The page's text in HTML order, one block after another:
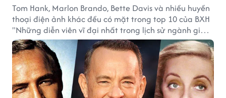
Tom Hank, Marlon Brando, Bette Davis và nhiều huyền
thoại điện ảnh khác đều có mặt trong top 10 của BXH
"Những diễn viên vĩ đại nhất trong lịch sử ngành giải
trí" do độc giả trang Ranker bình chọn.